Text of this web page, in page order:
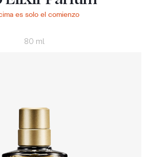
es solo el comienzo
80 ml